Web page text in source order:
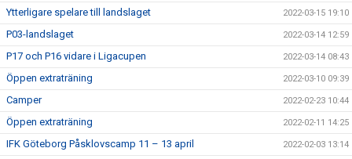
Ytterligare spelare till landslaget 2022-03-15 19:10
P03-landslaget 2022-03-14 12:59
P17 och P16 vidare i Ligacupen 2022-03-14 08:43
Öppen extraträning 2022-03-10 09:39
Camper 2022-02-23 10:44
Öppen extraträning 2022-02-11 14:25
IFK Göteborg Påsklovscamp 11 – 13 april 2022-02-03 13:14